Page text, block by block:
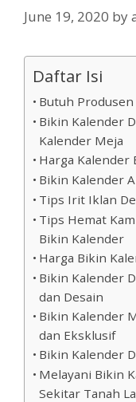
June 19, 2020 by
Daftar Isi
Butuh
Bikin Kalender
Kalender Meja
Harga Kalender
Bikin Kalender
Tips Irit Iklan
Tips Hemat
Bikin Kalender
Harga Bikin
Bikin Kalender
dan Desain
Bikin Kalender
dan Eksklusif
Bikin Kalender
Melayani Bikin
Sekitar Tanah